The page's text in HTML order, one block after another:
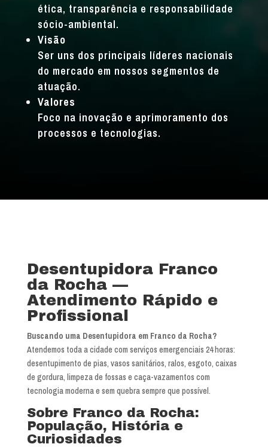
ética, transparência e responsabilidade
sócio-ambiental.
Visão
Ser uns dos principais líderes nacionais
do mercado em nossos segmentos de
atuação.
Valores
Foco na inovação e aprimoramento dos
processos e tecnologias.
Desentupidora Franco
da Rocha —
Atendimento Rápido e
Profissional
Buscando uma Desentupidora em Franco da Rocha?
Atendemos toda a cidade com serviços emergenciais 24 horas:
desentupimento de pias, vasos sanitários, ralos, esgoto, caixas
de gordura, limpeza de fossas e caça-vazamentos com
tecnologia moderna e sem quebra sempre que possível.
Sobre Franco da Rocha:
População, História e
Curiosidades